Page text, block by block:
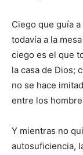
Ciego que guía
todavía a la
ciego es el que
la casa de Dios;
no se hace
entre los
Y mientras no
autosuficiencia,